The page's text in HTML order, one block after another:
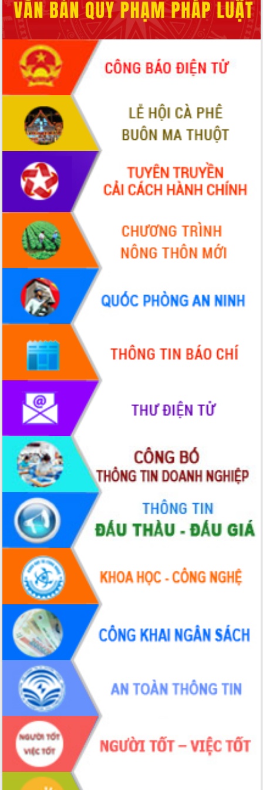
Tháo gỡ những vướng mắc, đẩy mạnh
công tác cải cách thủ tục hành chính
tại Trung tâm Phục vụ hành chính
công tỉnh
Đắk Lắk: Tôn vinh 46 giải pháp tại Hội
thi Sáng tạo Kỹ thuật 2024 - 2025
Đắk Lắk rà soát, điều chỉnh Đề án 190
về phát triển nuôi trồng thủy sản
Phó Chủ tịch UBND tỉnh Đắk Lắk
Trương Công Thái kiểm tra thực địa
Dự án cao tốc Khánh Hòa - Buôn Ma
Thuột
Định vị cà phê Việt Nam như một “di
sản sống” trong dòng chảy toàn cầu
Xây dựng nông thôn mới: Nâng cao đời
sống người dân từ những mô hình thiết
thực
Quyết liệt tháo gỡ vướng mắc, đẩy
nhanh tiến độ các dự án trọng điểm
trong Khu kinh tế Nam Phú Yên
Hòn Yến phát triển du lịch gắn với bảo
tồn biển
Lấy ý kiến điều chỉnh Quy hoạch tỉnh
Đắk Lắk thời kỳ 2021-2030, tầm nhìn
đến năm 2050
Phát động chiến dịch 30 ngày đêm
giải phóng mặt bằng Tuyến đường bộ
ven biển
Đắk Lắk nỗ lực thúc đẩy tăng trưởng
kinh tế từ 10% trở lên trong Quý
II/2026
Đắk Lắk ký kết thỏa thuận hợp tác về
chuyển đổi số giai đoạn 2026 – 2030
với Tập đoàn Bưu chính Viễn thông
Việt Nam
Thứ trưởng Bộ Y tế làm việc với tỉnh
Đắk Lắk về phát triển nhân lực y tế
cho trạm y tế cấp xã
Du lịch Đắk Lắk nâng tầm trải nghiệm
du khách thông qua Hệ thống cơ sở dữ
liệu và Bản đồ số
Tập huấn ứng dụng trí tuệ nhân tạo (AI)
trong thương mại điện tử năm 2026
Đoàn đại biểu Quốc hội tỉnh Đắk Lắk
trao đổi thông tin trước Kỳ họp thứ
nhất, Quốc hội khóa XVI
Quyết liệt cải cách hành chính, khơi
thông nguồn lực phát triển
Nâng cao hiệu lực, hiệu quả HĐND
tỉnh thông qua hiện đại hóa hành chính
Xã Ea Phê gắn cải cách hành chính với
chuyển đổi số
Phó Chủ tịch Thường trực UBND tỉnh
Hồ Thị Nguyên Thảo làm việc tại Trung
tâm Phục vụ hành chính công xã Ea
Phê
Xây dựng nền hành chính số đồng
hành cùng nông dân dân, doanh nghiệp
Giai đoạn 2026-2030, Đắk Lắk phấn
đấu có 77% xã đạt chuẩn nông thôn